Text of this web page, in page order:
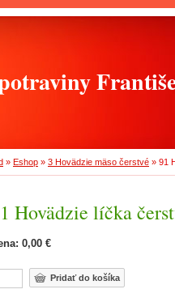
» Eshop » 3 Hovädzie mäso čerstvé » 91
Hovädzie líčka
0,00 €